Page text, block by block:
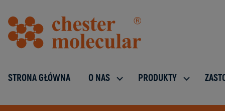
STRONA GŁÓWNA O NAS PRODUKTY